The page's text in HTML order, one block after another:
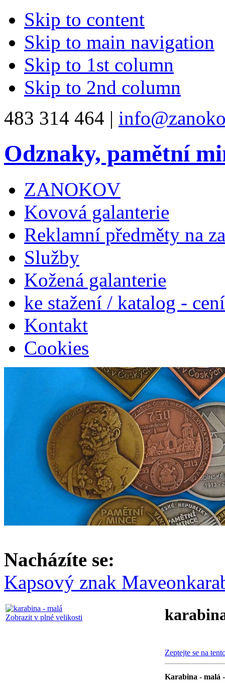
Skip to content
Skip to main navigation
Skip to 1st column
Skip to 2nd column
483 314 464 |
Odznaky, pamětní
ZANOKOV
Kovová galanterie
Reklamní předměty na
Služby
Kožená galanterie
ke stažení / katalog -
Kontakt
Cookies
Nacházíte se:
Kapsový znak Maveon
Zobrazit v plné velikosti
Zeptejte se na
Karabina - malá